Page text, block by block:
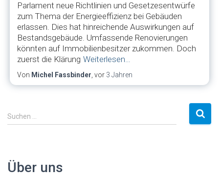
Parlament neue Richtlinien und Gesetzesentwürfe
zum Thema der Energieeffizienz bei Gebäuden
erlassen. Dies hat hinreichende Auswirkungen auf
Bestandsgebäude. Umfassende Renovierungen
könnten auf Immobilienbesitzer zukommen. Doch
zuerst die Klärung Weiterlesen…
Von Michel Fassbinder , vor 3 Jahren
S
u
Suchen …
Über uns